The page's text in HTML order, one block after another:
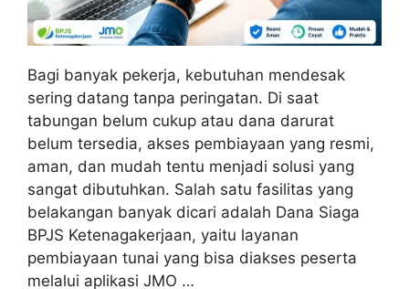
Bagi banyak pekerja, kebutuhan mendesak
sering datang tanpa peringatan. Di saat
tabungan belum cukup atau dana darurat
belum tersedia, akses pembiayaan yang resmi,
aman, dan mudah tentu menjadi solusi yang
sangat dibutuhkan. Salah satu fasilitas yang
belakangan banyak dicari adalah Dana Siaga
BPJS Ketenagakerjaan, yaitu layanan
pembiayaan tunai yang bisa diakses peserta
melalui aplikasi JMO …